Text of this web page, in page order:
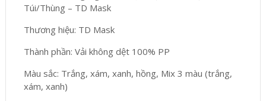
Túi/Thùng – TD Mask
Thương hiệu: TD Mask
Thành phần: Vải không dệt 100% PP
Màu sắc: Trắng, xám, xanh, hồng, Mix 3 màu (trắng,
xám, xanh)